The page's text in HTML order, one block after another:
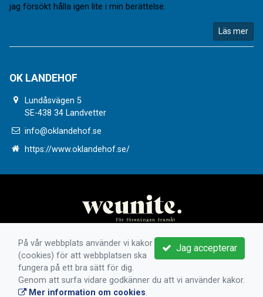
jag försökt hålla igen lite i min berättelse.
Läs mer
OK LANDEHOF
Lundåsvägen 5
SE-438 34 Landvetter
info@oklandehof.se
https://www.oklandehof.se/
Jag accepterar
På vår webbplats använder vi kakor
(cookies) för att webbplatsen ska
fungera på ett bra sätt för dig.
Genom att surfa vidare godkänner du att vi använder kakor.
Mer information om cookies.